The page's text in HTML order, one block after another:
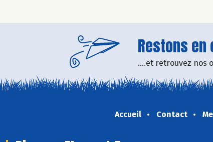
Restons
....et retrouvez nos
Accueil Contact